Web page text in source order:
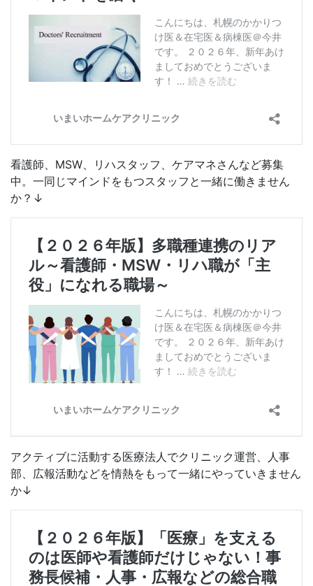
看護師、MSW、リハスタッフ、ケアマネさんなど募集
中。一同じマインドをもつスタッフと一緒に働きません
か？↓
アクティブに活動する医療法人でクリニック運営、人事
部、広報活動などを情熱をもって一緒にやっていきません
か↓